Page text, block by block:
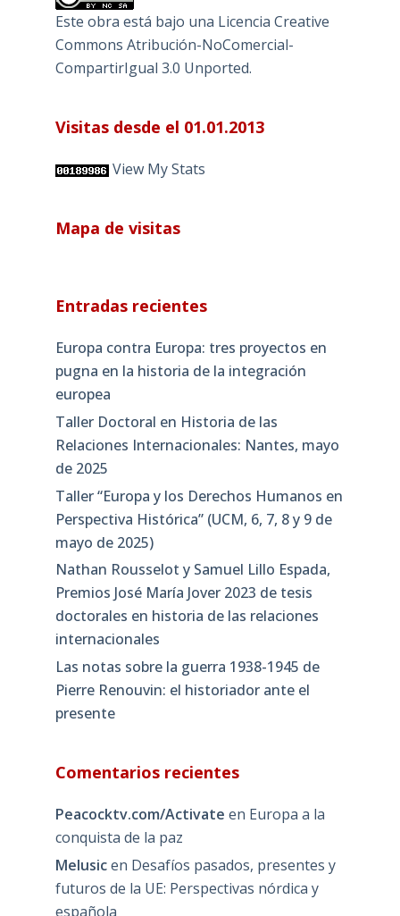
Este obra está bajo una Licencia Creative
Commons Atribución-NoComercial-
CompartirIgual 3.0 Unported.
Visitas desde el 01.01.2013
View My Stats
Mapa de visitas
Entradas recientes
Europa contra Europa: tres proyectos en
pugna en la historia de la integración
europea
Taller Doctoral en Historia de las
Relaciones Internacionales: Nantes, mayo
de 2025
Taller “Europa y los Derechos Humanos en
Perspectiva Histórica” (UCM, 6, 7, 8 y 9 de
mayo de 2025)
Nathan Rousselot y Samuel Lillo Espada,
Premios José María Jover 2023 de tesis
doctorales en historia de las relaciones
internacionales
Las notas sobre la guerra 1938-1945 de
Pierre Renouvin: el historiador ante el
presente
Comentarios recientes
Peacocktv.com/Activate en Europa a la
conquista de la paz
Melusicen Desafíos pasados, presentes y
futuros de la UE: Perspectivas nórdica y
española